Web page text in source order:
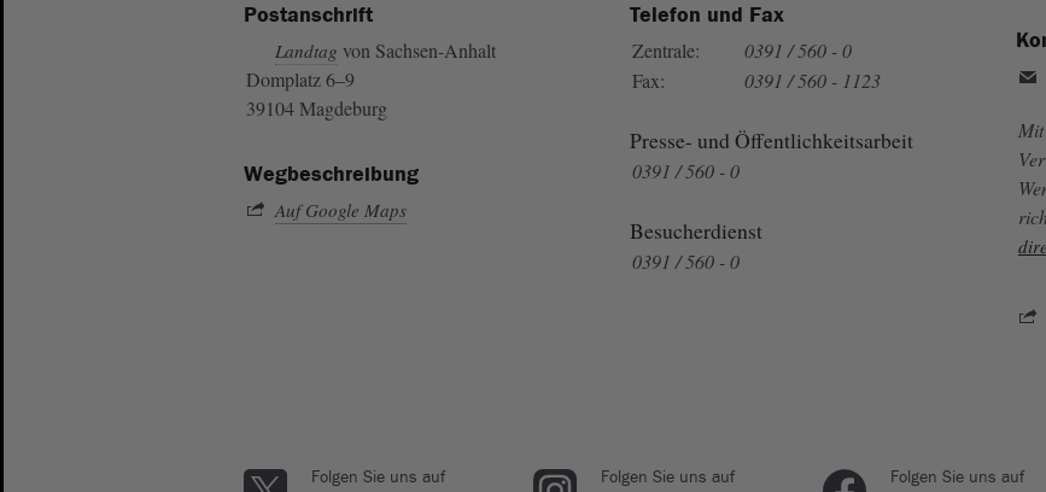
Postanschrift
Landtag von Sachsen-Anhalt
Domplatz 6–9
39104 Magdeburg
Wegbeschreibung
Auf Google Maps
Telefon und Fax
Zentrale:
0391 / 560 - 0
Fax:
0391 / 560 - 1123
Presse- und Öffentlichkeitsarbeit
0391 / 560 - 0
Besucherdienst
0391 / 560 - 0
Mit
Folgen Sie uns auf Folgen Sie uns auf Folgen Sie uns auf